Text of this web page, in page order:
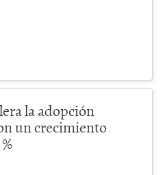
la adopción
un crecimiento